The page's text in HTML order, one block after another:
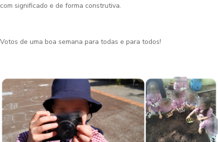
com significado e de forma construtiva.
Votos de uma boa semana para todas e para todos!